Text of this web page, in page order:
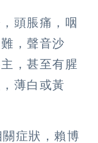
頭脹痛，咽
，聲音沙
，甚至有腥
薄白或黃
症狀，賴博